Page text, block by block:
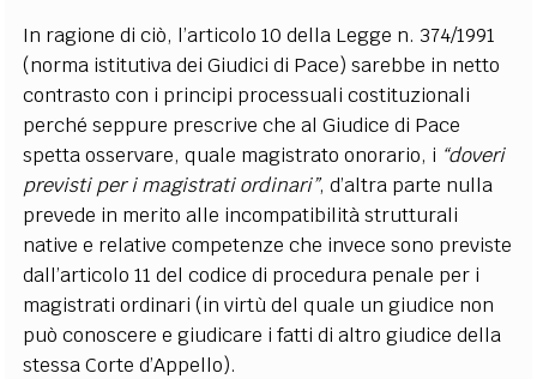
In ragione di ciò, l’articolo 10 della Legge n. 374/1991
(norma istitutiva dei Giudici di Pace) sarebbe in netto
contrasto con i principi processuali costituzionali
perché seppure prescrive che al Giudice di Pace
spetta osservare, quale magistrato onorario, i “doveri
previsti per i magistrati ordinari”, d’altra parte nulla
prevede in merito alle incompatibilità strutturali
native e relative competenze che invece sono previste
dall’articolo 11 del codice di procedura penale per i
magistrati ordinari (in virtù del quale un giudice non
può conoscere e giudicare i fatti di altro giudice della
stessa Corte d’Appello).